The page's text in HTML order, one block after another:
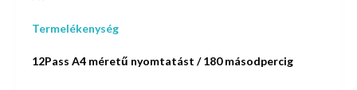
Termelékenység
12Pass A4 méretű nyomtatást / 180 másodpercig